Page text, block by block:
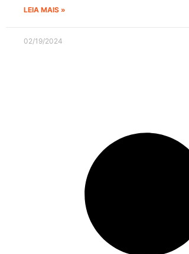
LEIA MAIS »
02/19/2024